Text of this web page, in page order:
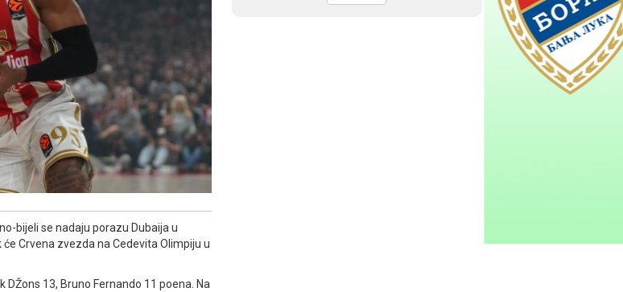
bijeli se nadaju porazu Dubaija u
Crvena zvezda na Cedevita Olimpiju u
DŽons 13, Bruno Fernando 11 poena. Na